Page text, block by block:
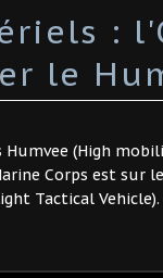
:
le
Humvee (High
Corps est sur
Tactical